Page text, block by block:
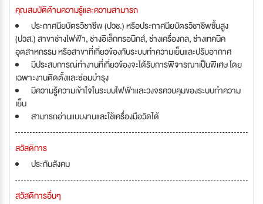
คุณสมบัติด้านความรู้และความสามารถ
ประกาศนียบัตรวิชาชีพ (ปวช.) หรือประกาศนียบัตรวิชาชีพชั้นสูง
(ปวส.) สาขาช่างไฟฟ้า, ช่างอิเล็กทรอนิกส์, ช่างเครื่องกล, ช่างเทคนิค
อุตสาหกรรม หรือสาขาที่เกี่ยวข้องกับระบบทำความเย็นและปรับอากาศ
มีประสบการณ์ทำงานที่เกี่ยวข้องจะได้รับการพิจารณาเป็นพิเศษ โดย
เฉพาะงานติดตั้งและซ่อมบำรุง
มีความรู้ความเข้าใจในระบบไฟฟ้าและวงจรควบคุมของระบบทำความ
เย็น
สามารถอ่านแบบงานและใช้เครื่องมือวัดได้
สวัสดิการ
ประกันสังคม
สวัสดิการอื่นๆ